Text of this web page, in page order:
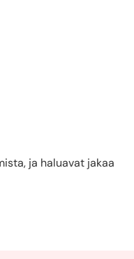
ja haluavat jakaa